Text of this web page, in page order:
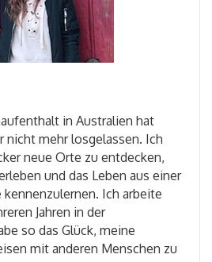
in Australien hat
nicht mehr losgelassen. Ich
neue Orte zu entdecken,
und das Leben aus einer
kennenzulernen. Ich arbeite
Jahren in der
so das Glück, meine
mit anderen Menschen zu